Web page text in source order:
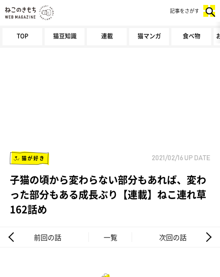
TOP 猫豆知識 連載 猫マンガ 食べ物
記事をさがす
猫が好き 2021/02/16 UP DATE
子猫の頃から変わらない部分もあれば、変わ
った部分もある成長ぶり【連載】ねこ連れ草
162話め
前回の話 一覧 次回の話